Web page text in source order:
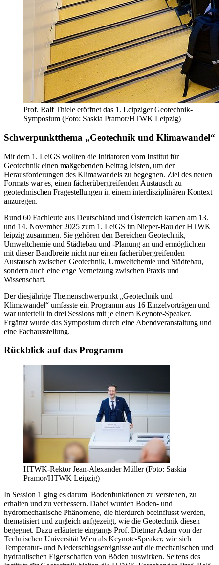
Prof. Ralf Thiele eröffnet das 1. Leipziger Geotechnik-
Symposium (Foto: Saskia Pramor/HTWK Leipzig)
Schwerpunktthema „Geotechnik und Klimawandel“
Mit dem 1. LeiGS wollten die Initiatoren vom Institut für
Geotechnik einen maßgebenden Beitrag leisten, um den
Herausforderungen des Klimawandels zu begegnen. Ziel des neuen
Formats war es, einen fächerübergreifenden Austausch zu
geotechnischen Fragestellungen in einem interdisziplinären Kontext
anzuregen.
Rund 60 Fachleute aus Deutschland und Österreich kamen am 13.
und 14. November 2025 zum 1. LeiGS im Nieper-Bau der HTWK
leipzig zusammen. Sie gehören den Bereichen Geotechnik,
Umweltchemie und Städtebau und -Planung an und ermöglichten
mit dieser Bandbreite nicht nur einen fächerübergreifenden
Austausch zwischen Geotechnik, Umweltchemie und Städtebau,
sondern auch eine enge Vernetzung zwischen Praxis und
Wissenschaft.
Der diesjährige Themenschwerpunkt „Geotechnik und
Klimawandel“ umfasste ein Programm aus 16 Einzelvorträgen und
war unterteilt in drei Sessions mit je einem Keynote-Speaker.
Ergänzt wurde das Symposium durch eine Abendveranstaltung und
eine Fachausstellung.
Rückblick auf das Programm
HTWK-Rektor Jean-Alexander Müller (Foto: Saskia
Pramor/HTWK Leipzig)
In Session 1 ging es darum, Bodenfunktionen zu verstehen, zu
erhalten und zu verbessern. Dabei wurden Boden- und
hydromechanische Phänomene, die hierdurch beeinflusst werden,
thematisiert und zugleich aufgezeigt, wie die Geotechnik diesen
begegnet. Dazu erläuterte eingangs Prof. Dietmar Adam von der
Technischen Universität Wien als Keynote-Speaker, wie sich
Temperatur- und Niederschlagsereignisse auf die mechanischen und
hydraulischen Eigenschaften von Böden auswirken. Seitens des